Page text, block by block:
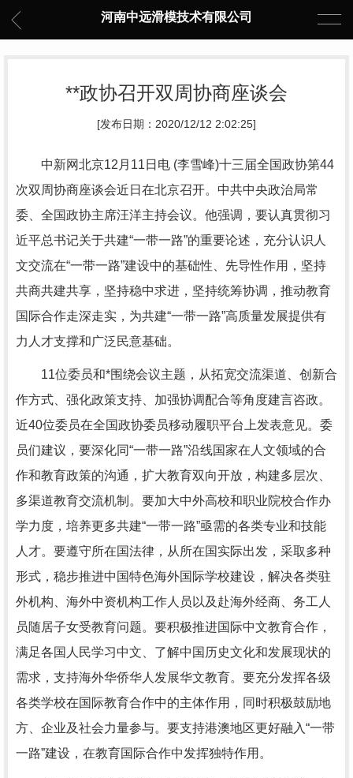
河南中远滑模技术有限公司
**政协召开双周协商座谈会
[发布日期：2020/12/12 2:02:25]
中新网北京12月11日电 (李雪峰)十三届全国政协第44
次双周协商座谈会近日在北京召开。中共中央政治局常
委、全国政协主席汪洋主持会议。他强调，要认真贯彻习
近平总书记关于共建“一带一路”的重要论述，充分认识人
文交流在“一带一路”建设中的基础性、先导性作用，坚持
共商共建共享，坚持稳中求进，坚持统筹协调，推动教育
国际合作走深走实，为共建“一带一路”高质量发展提供有
力人才支撑和广泛民意基础。
11位委员和*围绕会议主题，从拓宽交流渠道、创新合
作方式、强化政策支持、加强协调配合等角度建言咨政。
近40位委员在全国政协委员移动履职平台上发表意见。委
员们建议，要深化同“一带一路”沿线国家在人文领域的合
作和教育政策的沟通，扩大教育双向开放，构建多层次、
多渠道教育交流机制。要加大中外高校和职业院校合作办
学力度，培养更多共建“一带一路”亟需的各类专业和技能
人才。要遵守所在国法律，从所在国实际出发，采取多种
形式，稳步推进中国特色海外国际学校建设，解决各类驻
外机构、海外中资机构工作人员以及赴海外经商、务工人
员随居子女受教育问题。要积极推进国际中文教育合作，
满足各国人民学习中文、了解中国历史文化和发展现状的
需求，支持海外华侨华人发展华文教育。要充分发挥各级
各类学校在国际教育合作中的主体作用，同时积极鼓励地
方、企业及社会力量参与。要支持港澳地区更好融入“一带
一路”建设，在教育国际合作中发挥独特作用。